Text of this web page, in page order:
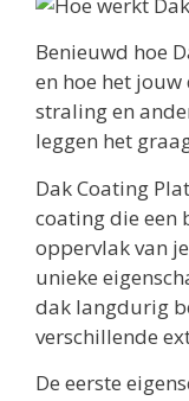
Benieuwd hoe
en hoe het
straling en
leggen het
Dak Coating
coating die een
oppervlak van
unieke
dak langdurig
verschillende
De eerste